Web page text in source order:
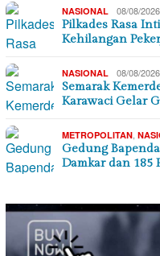
NASIONAL 08/08/2026
Pilkades Rasa
Kehilangan
NASIONAL 08/08/2026
Semarak
Karawaci Gelar
METROPOLITAN
Gedung
Damkar dan 185